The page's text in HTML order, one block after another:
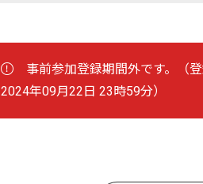
事前参加登録期間外です。（登
2024年09月22日 23時59分）